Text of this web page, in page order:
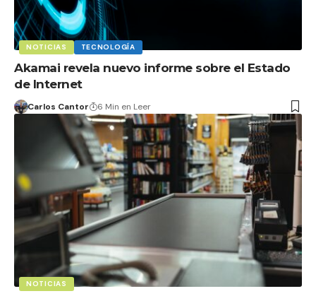
NOTICIAS TECNOLOGÍA
Akamai revela nuevo informe sobre el Estado
de Internet
Carlos Cantor 6 Min en Leer
NOTICIAS